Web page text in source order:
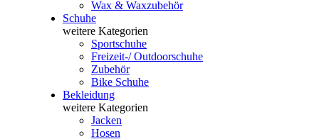
Wax & Waxzubehör
Schuhe
weitere Kategorien
Sportschuhe
Freizeit-/ Outdoorschuhe
Zubehör
Bike Schuhe
Bekleidung
weitere Kategorien
Jacken
Hosen